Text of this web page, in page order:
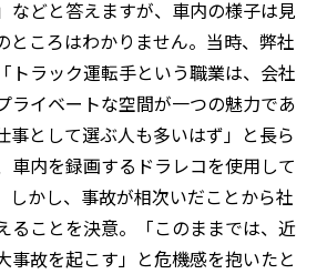
などと答えますが、車内の様子は見
ところはわかりません。当時、弊社
トラック運転手という職業は、会社
ライベートな空間が一つの魅力であ
事として選ぶ人も多いはず」と長ら
車内を録画するドラレコを使用して
しかし、事故が相次いだことから社
ることを決意。「このままでは、近
事故を起こす」と危機感を抱いたと